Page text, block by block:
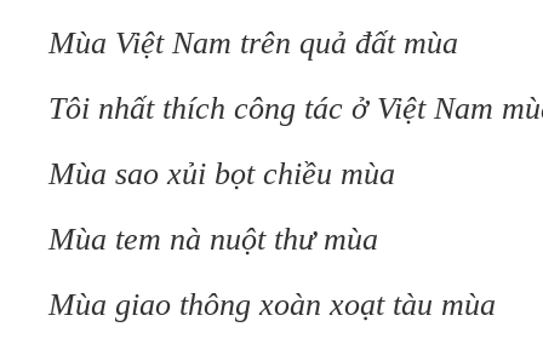
Mùa Việt Nam trên quả đất mùa
Tôi nhất thích công tác ở Việt Nam
Mùa sao xủi bọt chiều mùa
Mùa tem nà nuột thư mùa
Mùa giao thông xoàn xoạt tàu mùa